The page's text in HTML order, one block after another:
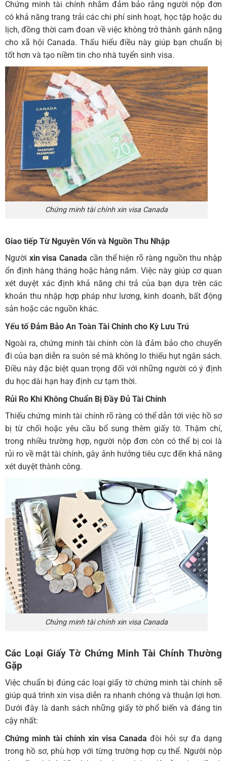
Chứng minh tài chính nhằm đảm bảo rằng người nộp đơn
có khả năng trang trải các chi phí sinh hoạt, học tập hoặc du
lịch, đồng thời cam đoan về việc không trở thành gánh nặng
cho xã hội Canada. Thấu hiểu điều này giúp bạn chuẩn bị
tốt hơn và tạo niềm tin cho nhà tuyển sinh visa.
Chứng minh tài chính xin visa Canada
Giao tiếp Từ Nguyên Vốn và Nguồn Thu Nhập
Người xin visa Canada cần thể hiện rõ ràng nguồn thu nhập
ổn định hàng tháng hoặc hàng năm. Việc này giúp cơ quan
xét duyệt xác định khả năng chi trả của bạn dựa trên các
khoản thu nhập hợp pháp như lương, kinh doanh, bất động
sản hoặc các nguồn khác.
Yếu tố Đảm Bảo An Toàn Tài Chính cho Kỳ Lưu Trú
Ngoài ra, chứng minh tài chính còn là đảm bảo cho chuyến
đi của bạn diễn ra suôn sẻ mà không lo thiếu hụt ngân sách.
Điều này đặc biệt quan trọng đối với những người có ý định
du học dài hạn hay định cư tạm thời.
Rủi Ro Khi Không Chuẩn Bị Đầy Đủ Tài Chính
Thiếu chứng minh tài chính rõ ràng có thể dẫn tới việc hồ sơ
bị từ chối hoặc yêu cầu bổ sung thêm giấy tờ. Thậm chí,
trong nhiều trường hợp, người nộp đơn còn có thể bị coi là
rủi ro về mặt tài chính, gây ảnh hưởng tiêu cực đến khả năng
xét duyệt thành công.
Chứng minh tài chính xin visa Canada
Các Loại Giấy Tờ Chứng Minh Tài Chính Thường
Gặp
Việc chuẩn bị đúng các loại giấy tờ chứng minh tài chính sẽ
giúp quá trình xin visa diễn ra nhanh chóng và thuận lợi hơn.
Dưới đây là danh sách những giấy tờ phổ biến và đáng tin
cậy nhất:
Chứng minh tài chính xin visa Canada đòi hỏi sự đa dạng
trong hồ sơ, phù hợp với từng trường hợp cụ thể. Người nộp